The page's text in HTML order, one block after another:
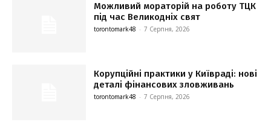
Можливий мораторій на роботу ТЦК
під час Великодніх свят
torontomark48 - 7 Серпня, 2026
Корупційні практики у Київраді: нові
деталі фінансових зловживань
torontomark48 - 7 Серпня, 2026